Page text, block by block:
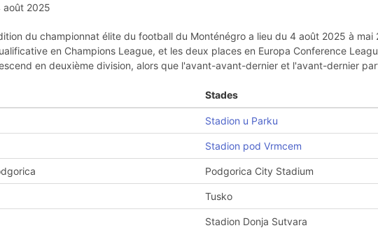
août 2025
du championnat élite du football du Monténégro a lieu du 4 août 2025 à
en Champions League, et les deux places en Europa Conference
en deuxième division, alors que l'avant-avant-dernier et l'avant-dernier
Stades
Stadion u Parku
Stadion pod Vrmcem
Podgorica City Stadium
Tusko
Stadion Donja Sutvara